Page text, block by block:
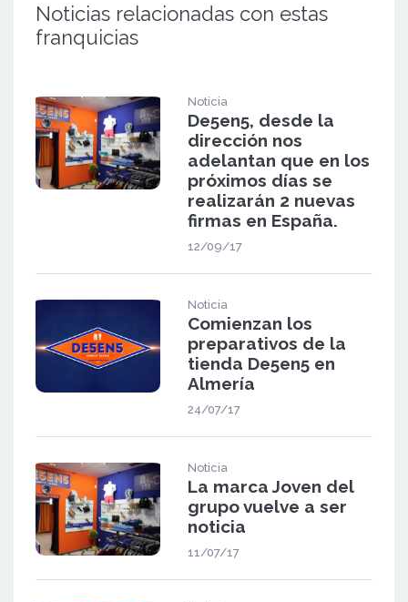
Noticias relacionadas con estas
franquicias
Noticia
De5en5, desde la
dirección nos
adelantan que en los
próximos días se
realizarán 2 nuevas
firmas en España.
12/09/17
Noticia
Comienzan los
preparativos de la
tienda De5en5 en
Almería
24/07/17
Noticia
La marca Joven del
grupo vuelve a ser
noticia
11/07/17